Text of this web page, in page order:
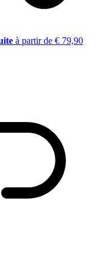
à partir de € 79,90